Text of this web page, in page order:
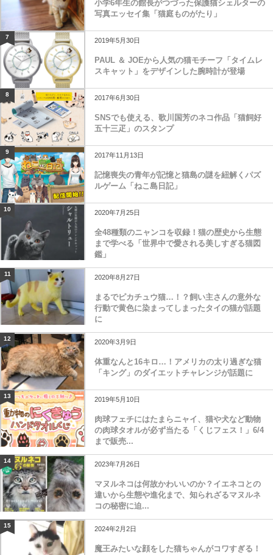
小学6年生の館長がつづった保護猫シェルターの
写真エッセイ集「猫庭ものがたり」
7 2019年5月30日
PAUL ＆ JOEから人気の猫モチーフ「タイムレ
スキャット」をデザインした腕時計が登場
8 2017年6月30日
SNSでも使える、歌川国芳のネコ作品「猫飼好
五十三疋」のスタンプ
9 2017年11月13日
記憶喪失の青年が記憶と猫島の謎を紐解くパズ
ルゲーム「ねこ島日記」
10 2020年7月25日
全48種類のニャンコを収録！猫の歴史から生態
まで学べる「世界中で愛される美しすぎる猫図
鑑」
11 2020年8月27日
まるでピカチュウ猫…！？飼い主さんの意外な
行動で黄色に染まってしまったタイの猫が話題
に
12 2020年3月9日
体重なんと16キロ…！アメリカの太り過ぎな猫
「キング」のダイエットチャレンジが話題に
13 2019年5月10日
肉球フェチにはたまらニャイ、猫や犬など動物
の肉球タオルが必ず当たる「くじフェス！」6/4
まで販売...
14 2023年7月26日
マヌルネコは何故かわいいのか？イエネコとの
違いから生態や進化まで、知られざるマヌルネ
コの秘密に迫...
15 2024年2月2日
魔王みたいな顔をした猫ちゃんがコワすぎる！